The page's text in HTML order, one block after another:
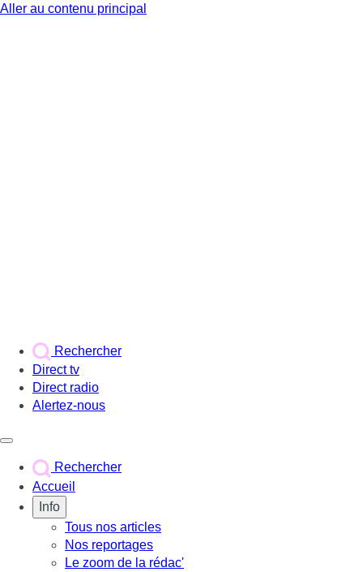
Aller au contenu principal
Rechercher
Direct tv
Direct radio
Alertez-nous
Rechercher
Accueil
Info
Tous nos articles
Nos reportages
Le zoom de la rédac'